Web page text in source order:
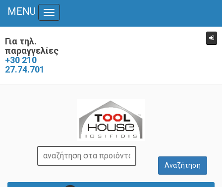
Για τηλ.
παραγγελίες
+30 210
27.74.701
MENU
Toggle